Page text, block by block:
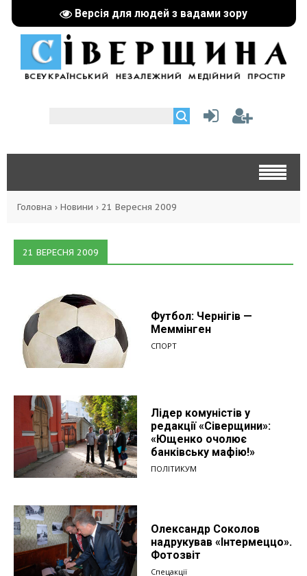
Версія для людей з вадами зору
Головна › Новини › 21 Вересня 2009
21 ВЕРЕСНЯ 2009
Футбол: Чернігів —
Меммінген
СПОРТ
Лідер комуністів у
редакції «Сіверщини»:
«Ющенко очолює
банківську мафію!»
ПОЛІТИКУМ
Олександр Соколов
надрукував «Інтермеццо».
Фотозвіт
Спецакції